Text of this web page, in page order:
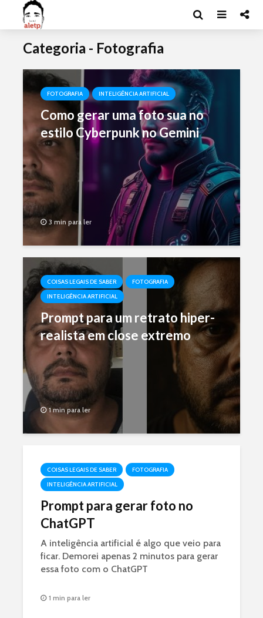
Categoria - Fotografia
FOTOGRAFIA INTELIGÊNCIA ARTIFICIAL
Como gerar uma foto sua no
estilo Cyberpunk no Gemini
3 min para ler
COISAS LEGAIS DE SABER
FOTOGRAFIA
INTELIGÊNCIA ARTIFICIAL
Prompt para um retrato hiper-
realista em close extremo
1 min para ler
COISAS LEGAIS DE SABER
FOTOGRAFIA
INTELIGÊNCIA ARTIFICIAL
Prompt para gerar foto no
ChatGPT
A inteligência artificial é algo que veio para
ficar. Demorei apenas 2 minutos para gerar
essa foto com o ChatGPT
1 min para ler